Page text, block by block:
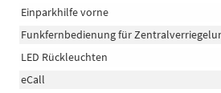
Einparkhilfe vorne
Funkfernbedienung für
LED Rückleuchten
eCall